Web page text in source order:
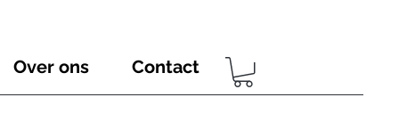
Over ons Contact